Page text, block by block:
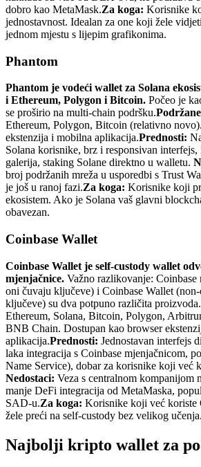
dobro kao MetaMask.Za koga: Korisnike
jednostavnost. Idealan za one koji žele
jednom mjestu s lijepim grafikonima.
Phantom
Phantom je vodeći wallet za Solana
i Ethereum, Polygon i Bitcoin. Počeo je
se proširio na multi-chain podršku.
Ethereum, Polygon, Bitcoin (relativno
ekstenzija i mobilna aplikacija.Prednosti:
Solana korisnike, brz i responsivan
galerija, staking Solane direktno u walletu.
broj podržanih mreža u usporedbi s Trust
je još u ranoj fazi.Za koga: Korisnike koji
ekosistem. Ako je Solana vaš glavni
obavezan.
Coinbase Wallet
Coinbase Wallet je self-custody wallet
mjenjačnice. Važno razlikovanje:
oni čuvaju ključeve) i Coinbase Wallet
ključeve) su dva potpuno različita proizvoda.
Ethereum, Solana, Bitcoin, Polygon,
BNB Chain. Dostupan kao browser
aplikacija.Prednosti: Jednostavan interfejs
laka integracija s Coinbase mjenjačnicom,
Name Service), dobar za korisnike koji već
Nedostaci: Veza s centralnom kompanijom
manje DeFi integracija od MetaMaska,
SAD-u.Za koga: Korisnike koji već koriste
žele preći na self-custody bez velikog učenja.
Najbolji kripto wallet za